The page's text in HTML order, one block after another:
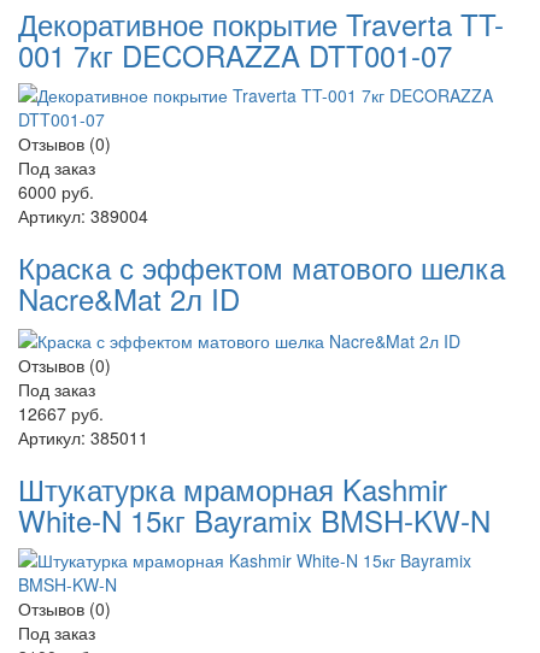
Декоративное покрытие Traverta TT-
001 7кг DECORAZZA DTT001-07
Отзывов (0)
Под заказ
6000 руб.
Артикул: 389004
Краска с эффектом матового шелка
Nacre&Mat 2л ID
Отзывов (0)
Под заказ
12667 руб.
Артикул: 385011
Штукатурка мраморная Kashmir
White-N 15кг Bayramix BMSH-KW-N
Отзывов (0)
Под заказ